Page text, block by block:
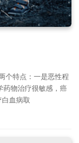
个特点：一是恶性程
药物治疗很敏感，癌
血病取